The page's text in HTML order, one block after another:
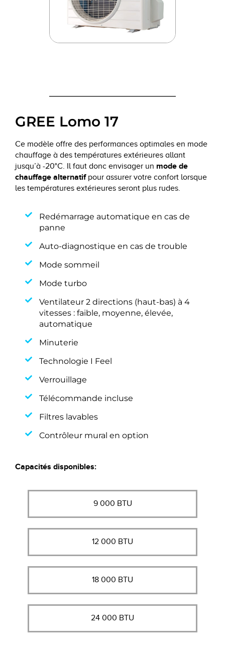
GREE Lomo 17
Ce modèle offre des performances optimales en mode
chauffage à des températures extérieures allant
jusqu’à -20°C. Il faut donc envisager un mode de
chauffage alternatifpour assurer votre confort lorsque
les températures extérieures seront plus rudes.
Redémarrage automatique en cas de
panne
Auto-diagnostique en cas de trouble
Mode sommeil
Mode turbo
Ventilateur 2 directions (haut-bas) à 4
vitesses : faible, moyenne, élevée,
automatique
Minuterie
Technologie I Feel
Verrouillage
Télécommande incluse
Filtres lavables
Contrôleur mural en option
Capacités disponibles:
9 000 BTU
12 000 BTU
18 000 BTU
24 000 BTU